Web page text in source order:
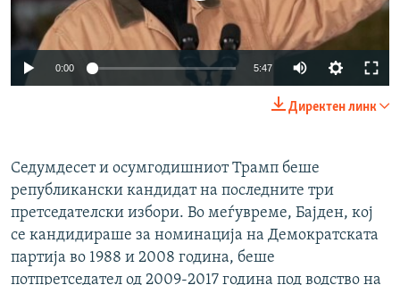
720p
0:00 5:47
720p
1080p
Директен линк
Седумдесет и осумгодишниот Трамп беше
републикански кандидат на последните три
претседателски избори. Во меѓувреме, Бајден, кој
се кандидираше за номинација на Демократската
партија во 1988 и 2008 година, беше
потпретседател од 2009-2017 година под водство на